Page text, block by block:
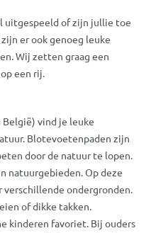
uitgespeeld of zijn jullie toe
er ook genoeg leuke
Wij zetten graag een
een rij.
vind je leuke
Blotevoetenpaden zijn
door de natuur te lopen.
natuurgebieden. Op deze
verschillende ondergronden.
of dikke takken.
kinderen favoriet. Bij ouders